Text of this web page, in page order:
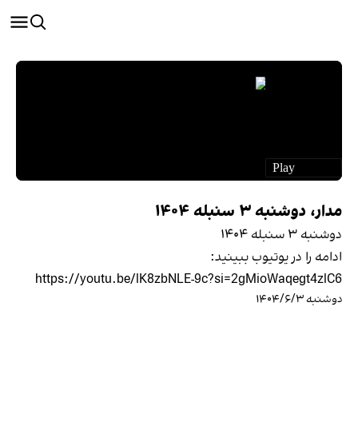
مدار، دوشنبه ۳ سنبله ۱۴۰۴
دوشنبه ۳ سنبله ۱۴۰۴
ادامه را در یوتیوب ببینید:
https://youtu.be/lK8zbNLE-9c?si=2gMioWaqegt4zlC6
دوشنبه ۱۴۰۴/۶/۳